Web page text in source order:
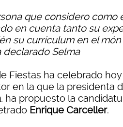
que considero como
en cuenta tanto su
su currículum en el
declarado Selma
Fiestas ha celebrado
en la que la presidenta
, ha propuesto la
Enrique Carceller.